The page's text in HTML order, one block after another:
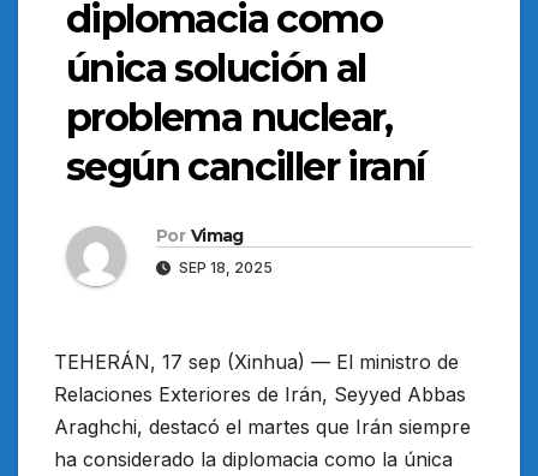
diplomacia como
única solución al
problema nuclear,
según canciller iraní
Por Vimag
SEP 18, 2025
TEHERÁN, 17 sep (Xinhua) — El ministro de
Relaciones Exteriores de Irán, Seyyed Abbas
Araghchi, destacó el martes que Irán siempre
ha considerado la diplomacia como la única